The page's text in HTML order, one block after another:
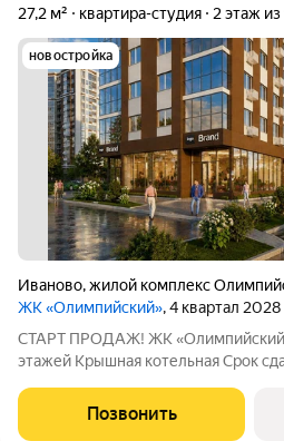
27,2 м²
квартира-студия 2 этаж из
новостройка
Иваново,жилой комплекс
ЖК «Олимпийский», 4 квартал 2028
СТАРТ ПРОДАЖ! ЖК «Олимпийский», Литер 6
этажей Крышная котельная Срок сдачи 4 квартал 2028 года.
планировка? Звоните или пишите,
подробности. Больше планировок в
Позвонить